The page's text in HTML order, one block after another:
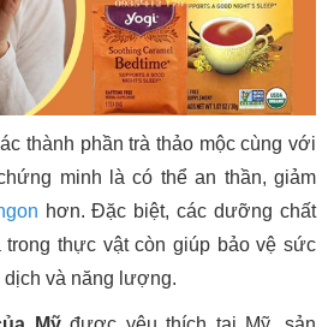
thành phần trà thảo mộc cùng với
minh là có thể an thần, giảm
hơn. Đặc biệt, các dưỡng chất
trong thực vật còn giúp bảo vệ sức
và năng lượng.